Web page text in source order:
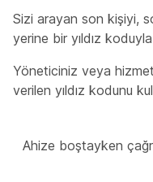
Sizi arayan son kişiyi,
yerine bir yıldız koduyla
Yöneticiniz veya hizmet
verilen yıldız kodunu
Ahize boştayken